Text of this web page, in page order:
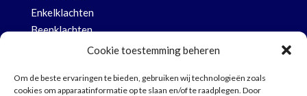
Cookie toestemming beheren
Om de beste ervaringen te bieden, gebruiken wij technologieën zoals
cookies om apparaatinformatie op te slaan en/of te raadplegen. Door
Enkelklachten
Beenklachten
Knieklachten
Nagel- en huidklachten voet